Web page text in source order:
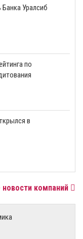
Уралсиб
по
в
новости компаний